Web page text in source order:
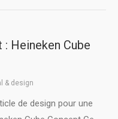
: Heineken Cube
& design
de design pour une